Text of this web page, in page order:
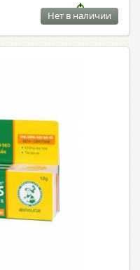
Нет в наличии